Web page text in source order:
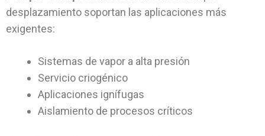
desplazamiento soportan las aplicaciones más
exigentes:
Sistemas de vapor a alta presión
Servicio criogénico
Aplicaciones ignífugas
Aislamiento de procesos críticos